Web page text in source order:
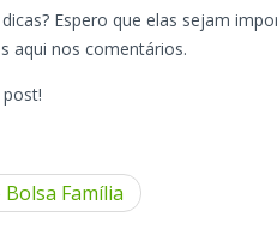
Espero que elas sejam
aqui nos comentários.
Família